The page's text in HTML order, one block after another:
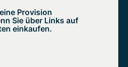
Provision
Sie über Links auf
einkaufen.